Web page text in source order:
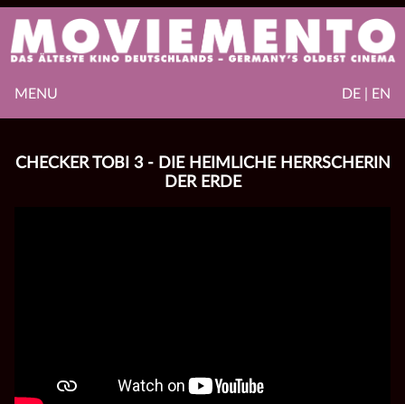
DE | EN
MENU
CHECKER TOBI 3 - DIE HEIMLICHE HERRSCHERIN
DER ERDE